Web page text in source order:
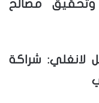
وتحقيق مصالح
لانغلي: شراكة